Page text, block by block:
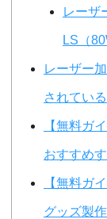
レーザ
LS（
レーザー
されてい
【無料ガ
おすすめ
【無料ガ
グッズ製